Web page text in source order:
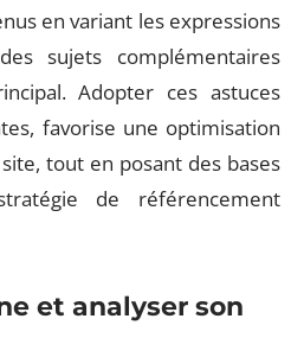
en variant les expressions
sujets complémentaires
Adopter ces astuces
favorise une optimisation
tout en posant des bases
de référencement
et analyser son